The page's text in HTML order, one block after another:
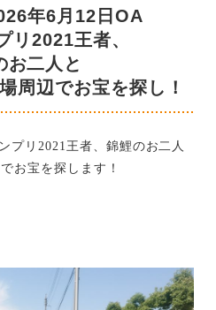
年6月12日OA
リ2021王者、
お二人と
周辺でお宝を探し！
プリ 2021 王者、錦鯉のお二人
お宝を探します！